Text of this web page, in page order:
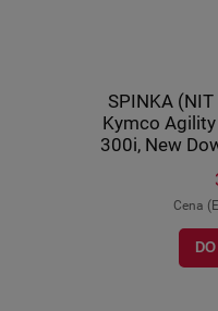
SPINKA
Kymco
300i, New
Cena